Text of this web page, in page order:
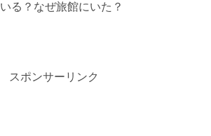
いる？なぜ旅館にいた？
スポンサーリンク